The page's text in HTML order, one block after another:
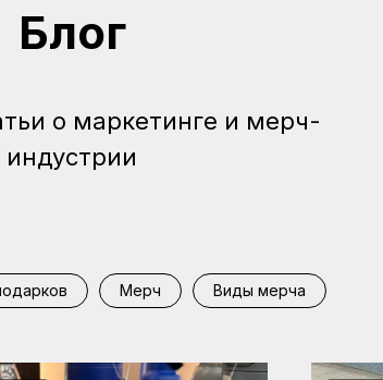
Блог
о маркетинге и мерч-
индустрии
Мерч Виды мерча